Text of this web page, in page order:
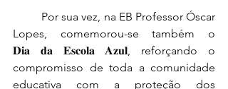
Lopes, comemorou-se também o
𝐃𝐢𝐚 𝐝𝐚 𝐄𝐬𝐜𝐨𝐥𝐚 𝐀𝐳𝐮𝐥, reforçando o
compromisso de toda a comunidade
educativa com a proteção dos